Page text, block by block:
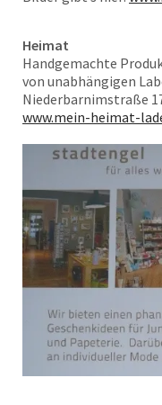
Heimat
Handgemachte
von unabhängigen
Niederbarnimstraße
www.mein-heimat-